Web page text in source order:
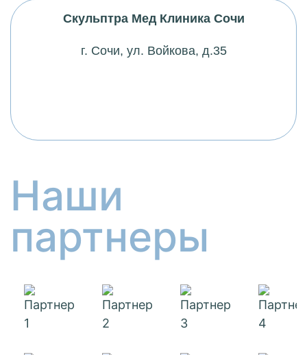
Скульптра Мед Клиника Сочи
г. Сочи, ул. Войкова, д.35
Наши
партнеры